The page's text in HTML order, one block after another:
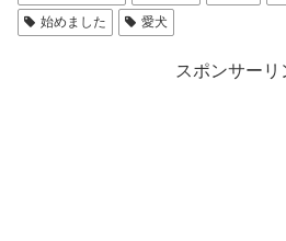
始めました
愛犬
スポンサーリ